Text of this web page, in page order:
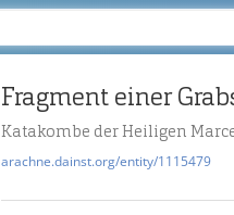
Katakombe der Heiligen
arachne.dainst.org/entity/1115479